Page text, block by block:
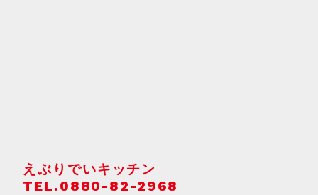
えぶりでいキッチン
TEL.0880-82-2968